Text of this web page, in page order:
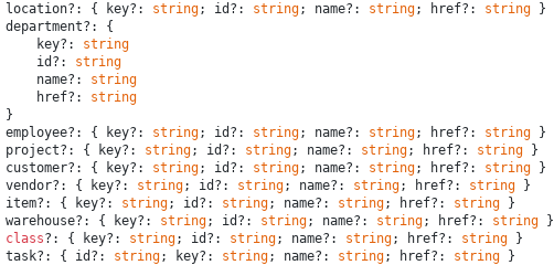
				location?: { key?:
string; id?: string; name?: string; href?: string }
				department?: {
					key?:
string
					id?:
string
					name?:
string
					href?:
string
				}
				employee?: { key?:
string; id?: string; name?: string; href?: string }
				project?: { key?:
string; id?: string; name?: string; href?: string }
				customer?: { key?:
string; id?: string; name?: string; href?: string }
				vendor?: { key?:
string; id?: string; name?: string; href?: string }
				item?: { key?:
string; id?: string; name?: string; href?: string }
				warehouse?: { key?:
string; id?: string; name?: string; href?: string }
class?: { key?: string; id?: string; name?: string; href?: string }
				task?: { id?:
string; key?: string; name?: string; href?: string }